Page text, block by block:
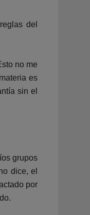
del
no me
es
sin el
grupos
dice, el
por